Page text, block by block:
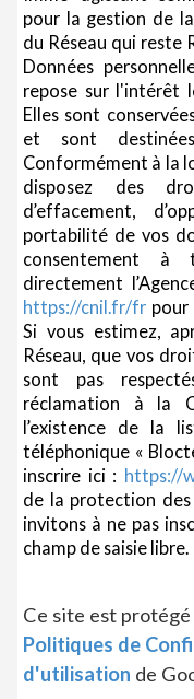
pour la gestion de
du Réseau qui reste
Données
repose sur l'intérêt
Elles sont
et sont
Conformément à la
disposez des
d’effacement,
portabilité de vos
consentement à
directement
https://cnil.fr/fr pour
Si vous estimez,
Réseau, que vos
sont pas
réclamation à la
l’existence de la
téléphonique «
inscrire ici : https://
de la protection des
invitons à ne pas
champ de saisie libre.
Ce site est
Politiques de
d'utilisation de